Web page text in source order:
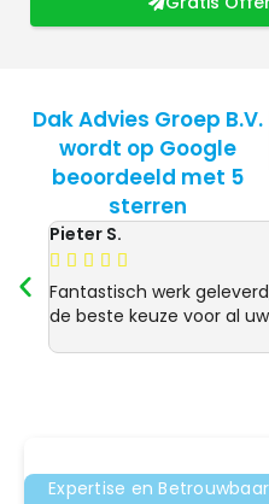
Dak Advies Groep B.V.
wordt op Google
beoordeeld met 5
sterren
Pieter S.
    
Fantastisch werk
de beste keuze voor al
Expertise en